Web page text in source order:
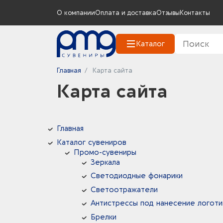
О компанииОплата и доставкаОтзывы Контакты
Каталог
Главная Карта сайта
Карта сайта
Главная
Каталог сувениров
Промо-сувениры
Зеркала
Светодиодные фонарики
Светоотражатели
Антистрессы под нанесение
Брелки